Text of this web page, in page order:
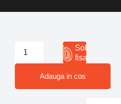
Adauga in cos
Solicita
fisa 3D